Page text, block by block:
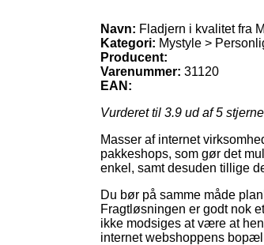
Navn: Fladjern i kvalitet fra
Kategori: Mystyle >
Producent:
Varenummer: 31120
EAN:
Vurderet til 3.9 ud af 5
Masser af internet
pakkeshops, som gør det
enkel, samt desuden tillige
Du bør på samme måde
Fragtløsningen er godt nok
ikke modsiges at være at
internet webshoppens